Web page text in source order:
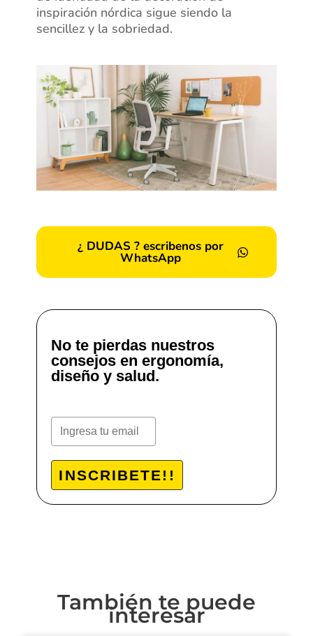
inspiración nórdica sigue siendo la
sencillez y la sobriedad.
¿ DUDAS ? escribenos por
WhatsApp
No te pierdas nuestros
consejos en ergonomía,
diseño y salud.
INSCRIBETE!!
También te puede
interesar